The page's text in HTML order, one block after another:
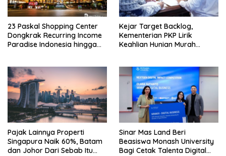
23 Paskal Shopping Center
Dongkrak Recurring Income
Paradise Indonesia hingga
Kejar Target Backlog,
Kementerian PKP Lirik
Keahlian Hunian Murah
Pajak Lainnya Properti
Singapura Naik 60%, Batam
dan Johor Dari Sebab Itu
Sinar Mas Land Beri
Beasiswa Monash University
Bagi Cetak Talenta Digital